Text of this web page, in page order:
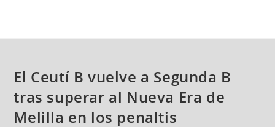
El Ceutí B vuelve a Segunda B
tras superar al Nueva Era de
Melilla en los penaltis